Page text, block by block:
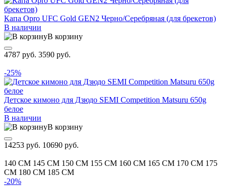
Капа Opro UFC Gold GEN2 Черно/Серебряная (для брекетов)
В наличии
В корзину
4787 руб. 3590 руб.
-25%
Детское кимоно для Дзюдо SEMI Competition Matsuru 650g
белое
В наличии
В корзину
14253 руб. 10690 руб.
140 CM 145 CM 150 CM 155 CM 160 CM 165 CM 170 CM 175
CM 180 CM 185 CM
-20%